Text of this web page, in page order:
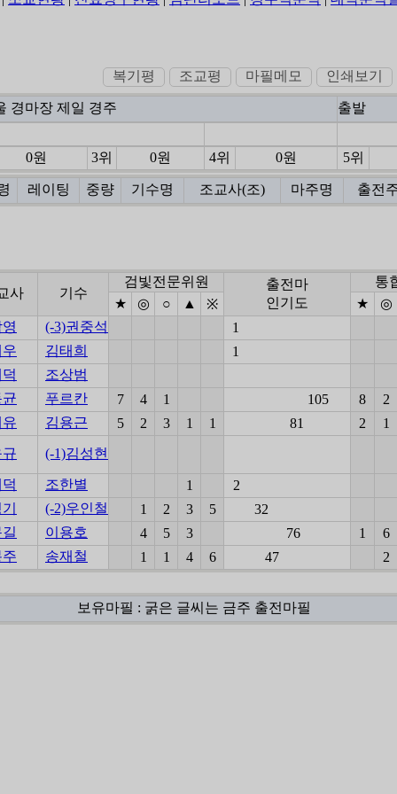
복기평 조교평 마필메모 인쇄보기
경마장 제일 경주
출발
0원 3위 0원 4위 0원 5위
레이팅 중량 기수명 조교사(조) 마주명 출전
사 기수
검빛전문위원
출전마
인기도
통
★
◎ ○ ▲ ※ ★
◎
(-3)권중석
1
김태희
1
조상범
푸르칸 7 4 1 105 8
2
김용근 5 2 3 1 1 81 2 1
(-1)김성현
조한별 1
2
(-2)우인철 1 2 3 5
32
이용호 4 5 3 76 1
6
송재철 1 1 4 6 47 2
보유마필 : 굵은 글씨는 금주 출전마필